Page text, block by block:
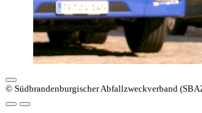
© Südbrandenburgischer Abfallzweckverband